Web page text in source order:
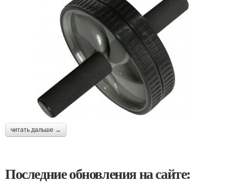
читать дальше →
Последние обновления на сайте: